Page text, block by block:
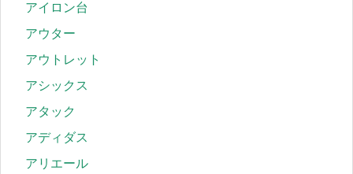
アイロン台
アウター
アウトレット
アシックス
アタック
アディダス
アリエール